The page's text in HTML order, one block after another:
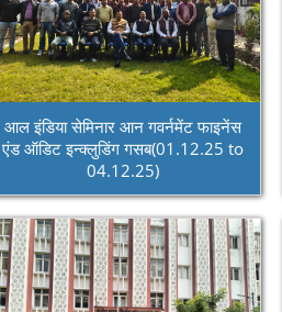
आल इंडिया सेमिनार आन गवर्नमेंट फाइनेंस
एंड ऑडिट इन्क्लुडिंग गसब(01.12.25 to
04.12.25)